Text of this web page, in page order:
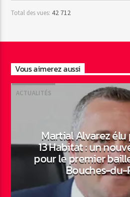
Total des vues:42 712
Vous aimerez aussi
ACTUALITÉS
Martial Alvarez
13 Habitat : un
pour le premier
Bouches-du-